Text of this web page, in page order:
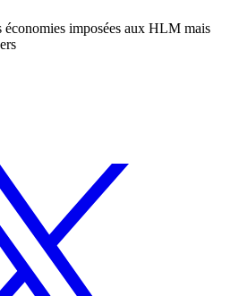
économies imposées aux HLM mais